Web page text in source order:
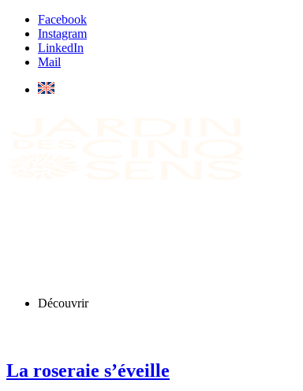
Facebook
Instagram
LinkedIn
Mail
Découvrir
La roseraie s’éveille